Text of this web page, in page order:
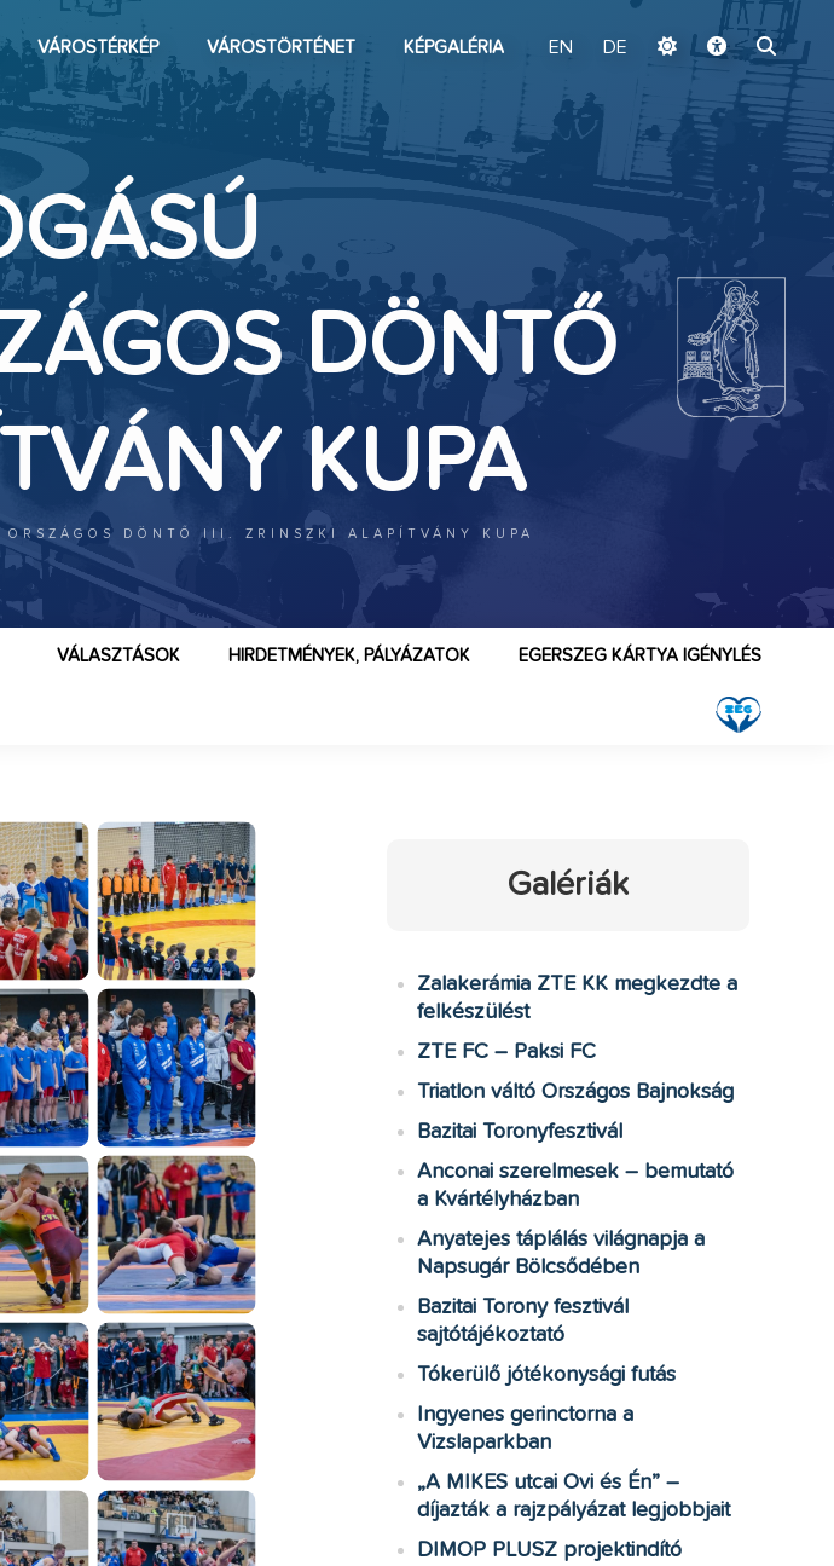
ugrás a fő tartalomhoz
VÁROSTÉRKÉP VÁROSTÖRTÉNET KÉPGALÉRIA EN DE
DÖNTŐ
KUPA
DÖNTŐ III. ZRINSZKI ALAPÍTVÁNY KUPA
EGERSZEG KÁRTYA IGÉNYLÉS
HIRDETMÉNYEK, PÁLYÁZATOK
VÁLASZTÁSOK
Galériák
Zalakerámia ZTE KK megkezdte a
felkészülést
ZTE FC – Paksi FC
Triatlon váltó Országos Bajnokság
Bazitai Toronyfesztivál
Anconai szerelmesek – bemutató
a Kvártélyházban
Anyatejes táplálás világnapja a
Napsugár Bölcsődében
Bazitai Torony fesztivál
sajtótájékoztató
Tókerülő jótékonysági futás
Ingyenes gerinctorna a
Vizslaparkban
„A MIKES utcai Ovi és Én” –
díjazták a rajzpályázat legjobbjait
DIMOP PLUSZ projektindító